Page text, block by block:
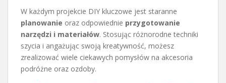
W każdym projekcie DIY kluczowe jest staranne
planowanie oraz odpowiednie przygotowanie
narzędzi i materiałów. Stosując różnorodne techniki
szycia i angażując swoją kreatywność, możesz
zrealizować wiele ciekawych pomysłów na akcesoria
podróżne oraz ozdoby.